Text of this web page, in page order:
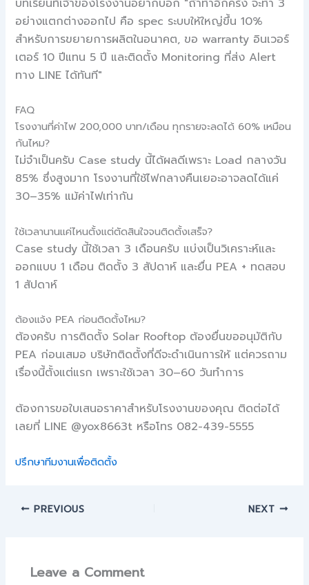
อย่างแตกต่างออกไป คือ spec ระบบให้ใหญ่ขึ้น 10%
สำหรับการขยายการผลิตในอนาคต, ขอ warranty อินเวอร์
เตอร์ 10 ปีแทน 5 ปี และติดตั้ง Monitoring ที่ส่ง Alert
ทาง LINE ได้ทันที"
FAQ
โรงงานที่ค่าไฟ 200,000 บาท/เดือน ทุกรายจะลดได้ 60% เหมือน
กันไหม?
ไม่จำเป็นครับ Case study นี้ได้ผลดีเพราะ Load กลางวัน
85% ซึ่งสูงมาก โรงงานที่ใช้ไฟกลางคืนเยอะอาจลดได้แค่
30–35% แม้ค่าไฟเท่ากัน
ใช้เวลานานแค่ไหนตั้งแต่ตัดสินใจจนติดตั้งเสร็จ?
Case study นี้ใช้เวลา 3 เดือนครับ แบ่งเป็นวิเคราะห์และ
ออกแบบ 1 เดือน ติดตั้ง 3 สัปดาห์ และยื่น PEA + ทดสอบ
1 สัปดาห์
ต้องแจ้ง PEA ก่อนติดตั้งไหม?
ต้องครับ การติดตั้ง Solar Rooftop ต้องยื่นขออนุมัติกับ
PEA ก่อนเสมอ บริษัทติดตั้งที่ดีจะดำเนินการให้ แต่ควรถาม
เรื่องนี้ตั้งแต่แรก เพราะใช้เวลา 30–60 วันทำการ
ต้องการขอใบเสนอราคาสำหรับโรงงานของคุณ ติดต่อได้
เลยที่ LINE @yox8663t หรือโทร 082-439-5555
ปรึกษาทีมงานเพื่อติดตั้ง
PREVIOUS NEXT
Leave a Comment